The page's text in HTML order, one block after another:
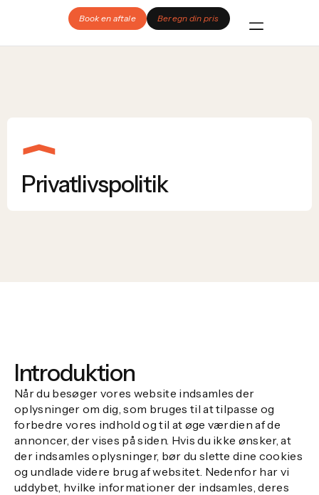
Book en aftale Beregn din pris
Privatlivspolitik
Introduktion
Når du besøger vores website indsamles der
oplysninger om dig, som bruges til at tilpasse og
forbedre vores indhold og til at øge værdien af de
annoncer, der vises på siden. Hvis du ikke ønsker, at
der indsamles oplysninger, bør du slette dine cookies
og undlade videre brug af websitet. Nedenfor har vi
uddybet, hvilke informationer der indsamles, deres